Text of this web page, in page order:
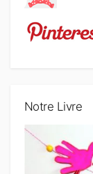
Notre Livre